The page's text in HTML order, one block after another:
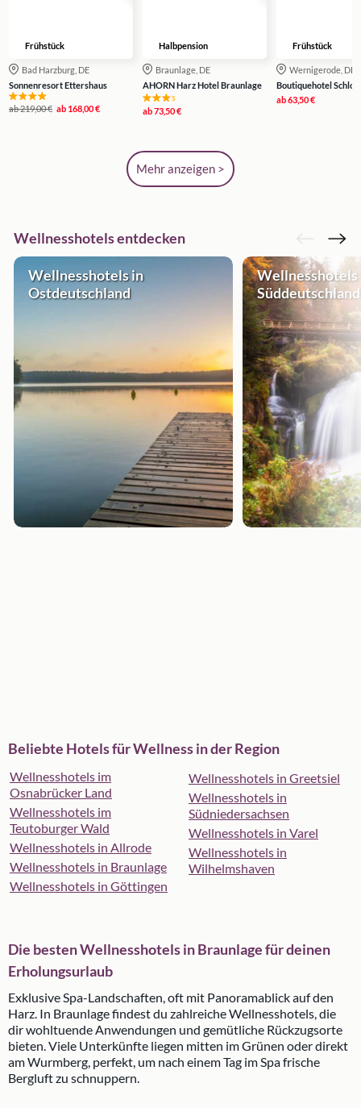
Frühstück
Bad Harzburg, DE
Sonnenresort Ettershaus
ab219,00 € ab 168,00 €
Halbpension
Braunlage, DE
AHORN Harz Hotel Braunlage
s
ab73,50 €
Frühstück
Wernigerode, DE
Boutiquehotel
ab63,50 €
Mehr anzeigen >
Wellnesshotels entdecken
Wellnesshotels in
Ostdeutschland
Wellnesshotels
Süddeutschland
Beliebte Hotels für Wellness in der Region
Wellnesshotels im
Osnabrücker Land
Wellnesshotels im
Teutoburger Wald
Wellnesshotels in Allrode
Wellnesshotels in Braunlage
Wellnesshotels in Göttingen
Wellnesshotels in Greetsiel
Wellnesshotels in
Südniedersachsen
Wellnesshotels in Varel
Wellnesshotels in
Wilhelmshaven
Die besten Wellnesshotels in Braunlage für deinen
Erholungsurlaub
Exklusive Spa-Landschaften, oft mit Panoramablick auf den
Harz. In Braunlage findest du zahlreiche Wellnesshotels, die
dir wohltuende Anwendungen und gemütliche Rückzugsorte
bieten. Viele Unterkünfte liegen mitten im Grünen oder direkt
am Wurmberg, perfekt, um nach einem Tag im Spa frische
Bergluft zu schnuppern.